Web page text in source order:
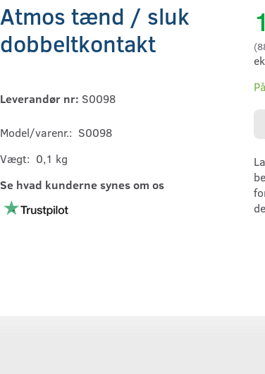
Atmos tænd / sluk
dobbeltkontakt
Leverandør nr: S0098
Model/varenr.: S0098
Vægt: 0,1 kg
Se hvad kunderne synes om os
(